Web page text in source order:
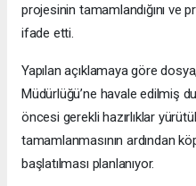
projesinin tamamlandığını ve
ifade etti.
Yapılan açıklamaya göre
Müdürlüğü’ne havale edilmiş
öncesi gerekli hazırlıklar
tamamlanmasının ardından
başlatılması planlanıyor.